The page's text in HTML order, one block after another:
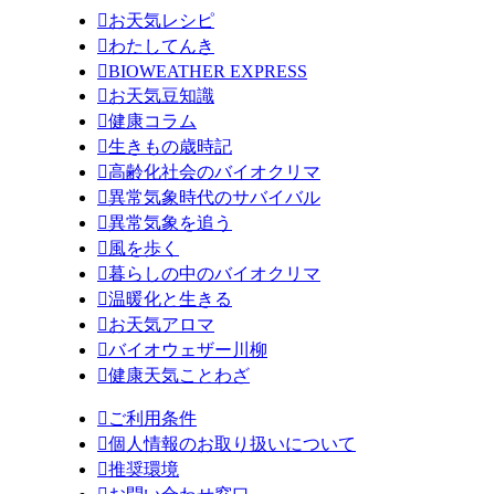
お天気レシピ
わたしてんき
BIOWEATHER EXPRESS
お天気豆知識
健康コラム
生きもの歳時記
高齢化社会のバイオクリマ
異常気象時代のサバイバル
異常気象を追う
 風を歩く
暮らしの中のバイオクリマ
温暖化と生きる
お天気アロマ
バイオウェザー川柳
健康天気ことわざ
 ご利用条件
個人情報のお取り扱いについて
推奨環境